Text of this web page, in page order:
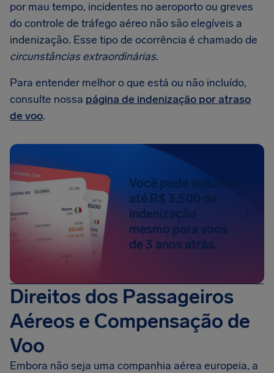
por mau tempo, incidentes no aeroporto ou greves
do controle de tráfego aéreo não são elegíveis a
indenização. Esse tipo de ocorrência é chamado de
circunstâncias extraordinárias.
Para entender melhor o que está ou não incluído,
consulte nossa página de indenização por atraso
de voo.
Você pode solicitar
até R$ 3.500 de
indenização
mesmo para voos
de 3 anos atrás.
Direitos dos Passageiros
Aéreos e Compensação de
Voo
Embora não seja uma companhia aérea europeia, a